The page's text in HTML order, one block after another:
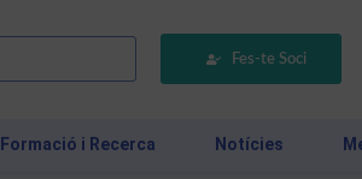
Fes-te Soci
Formació i Recerca Notícies